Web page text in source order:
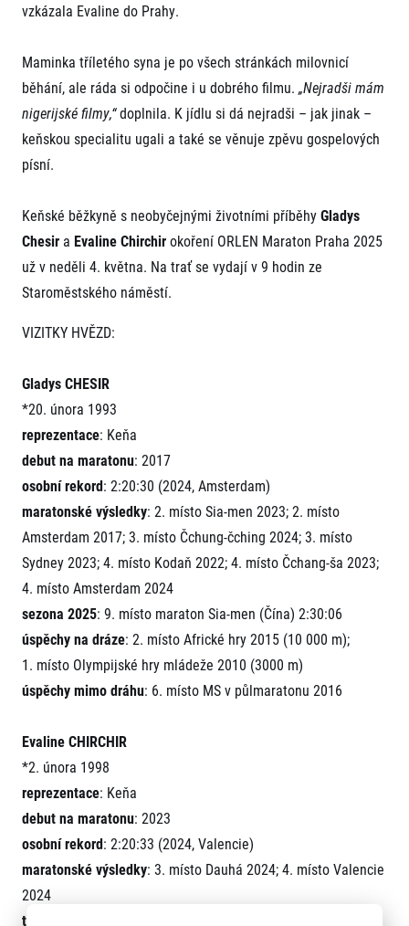
vzkázala Evaline do Prahy.
Maminka tříletého syna je po všech stránkách milovnicí
běhání, ale ráda si odpočine i u dobrého filmu. „Nejradši mám
nigerijské filmy,“doplnila. K jídlu si dá nejradši – jak jinak –
keňskou specialitu ugali a také se věnuje zpěvu gospelových
písní.
Keňské běžkyně s neobyčejnými životními příběhyGladys
Chesir a Evaline Chirchirokoření ORLEN Maraton Praha 2025
už v neděli 4. května. Na trať se vydají v 9 hodin ze
Staroměstského náměstí.
VIZITKY HVĚZD:
Gladys CHESIR
*20. února 1993
reprezentace: Keňa
debut na maratonu: 2017
osobní rekord: 2:20:30 (2024, Amsterdam)
maratonské výsledky: 2. místo Sia-men 2023; 2. místo
Amsterdam 2017; 3. místo Čchung-čching 2024; 3. místo
Sydney 2023; 4. místo Kodaň 2022; 4. místo Čchang-ša 2023;
4. místo Amsterdam 2024
sezona 2025: 9. místo maraton Sia-men (Čína) 2:30:06
úspěchy na dráze: 2. místo Africké hry 2015 (10 000 m);
1. místo Olympijské hry mládeže 2010 (3000 m)
úspěchy mimo dráhu: 6. místo MS v půlmaratonu 2016
Evaline CHIRCHIR
*2. února 1998
reprezentace: Keňa
debut na maratonu: 2023
osobní rekord: 2:20:33 (2024, Valencie)
maratonské výsledky: 3. místo Dauhá 2024; 4. místo Valencie
2024
tituly